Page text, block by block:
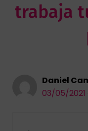
trabaja
Daniel
03/05/2021